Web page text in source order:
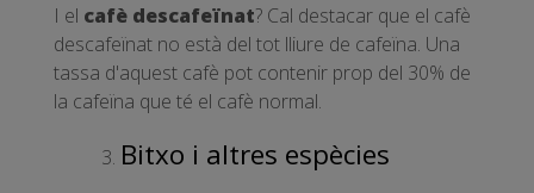
I el cafè descafeïnat? Cal destacar que el cafè
descafeïnat no està del tot lliure de cafeïna. Una
tassa d'aquest cafè pot contenir prop del 30% de
la cafeïna que té el cafè normal.
Bitxo i altres espècies